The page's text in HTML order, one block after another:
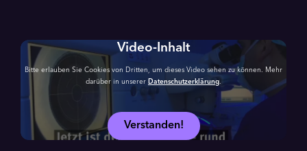
Video-Inhalt
Bitte erlauben Sie Cookies von Dritten, um dieses Video sehen zu können. Mehr
darüber in unserer Datenschutzerklärung
Verstanden!